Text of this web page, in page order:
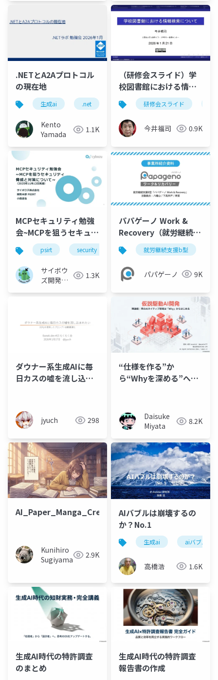
.NETとA2Aプロトコル
の現在地
生成ai .net a2a マイクロサービス
Kento
Yamada
1.1K
（研修会スライド）学
校図書館における情報
検索について
研修会スライド
今井福司 0.9K
MCPセキュリティ勉強
会~MCPを狙うセキュリ
ティ 脅威と対策につい
て~
psirt security mcp 生成ai
サイボウ
ズ開発本
1.3K
パパゲーノ Work &
Recovery（就労継続支
援B型）【事業所紹介資
料】
就労継続支援b型
パパゲーノ 9K
ダウナー系生成AIに毎
日カスの嘘を流し込ま
jyuch 298
“仕様を作る”か
ら“Whyを深める”へ：
リアルエピソード
Daisuke
Miyata
8.2K
AI_Paper_Manga_Creation
Kunihiro
Sugiyama
2.9K
AIバブルは崩壊するの
か？No.1
生成ai aiバブル
高橋浩 1.6K
生成AI時代の特許調査
のまとめ
生成AI時代の特許調査
報告書の作成